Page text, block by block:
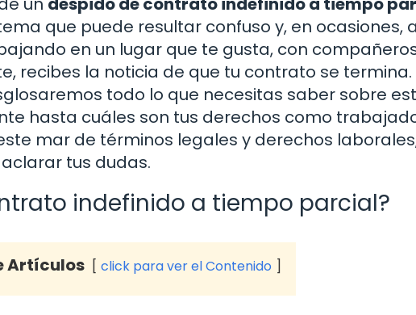
que puede resultar confuso y, en ocasiones,
en un lugar que te gusta, con
recibes la noticia de que tu contrato se termina.
todo lo que necesitas saber sobre
hasta cuáles son tus derechos como
mar de términos legales y derechos
tus dudas.
indefinido a tiempo parcial?
Artículos click para ver el Contenido